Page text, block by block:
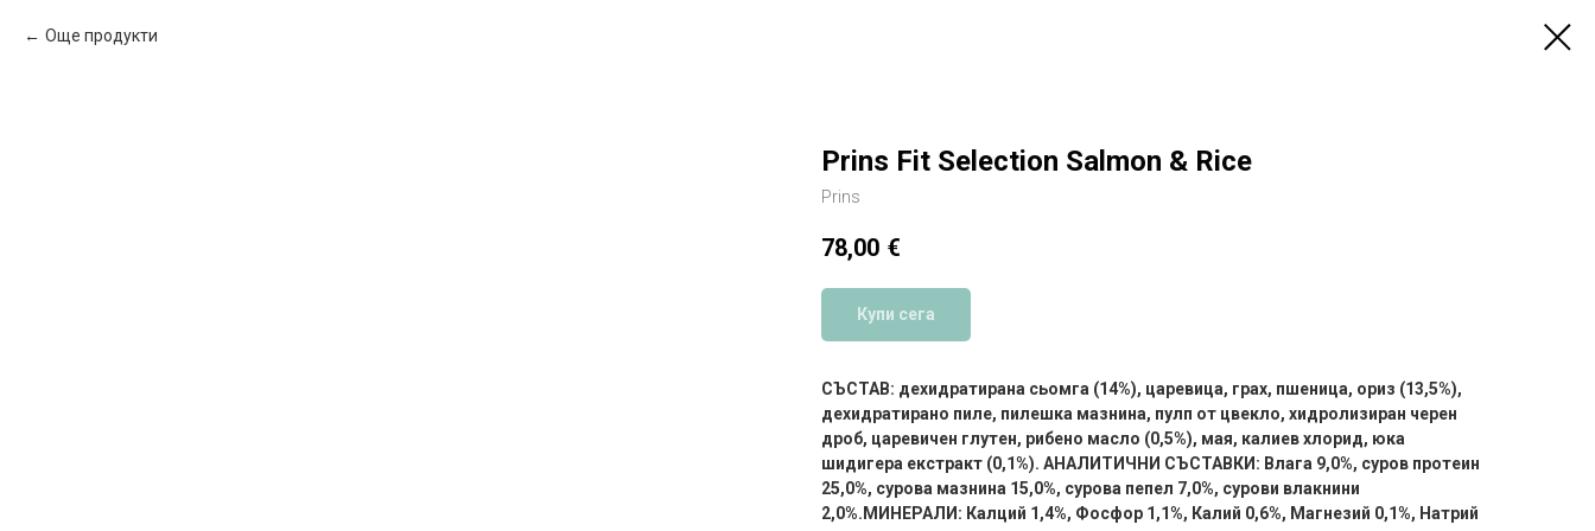
Още продукти
Prins Fit Selection Salmon & Rice
Prins
78,00 €
Купи сега
СЪСТАВ: дехидратирана сьомга (14%), царевица, грах, пшеница, ориз (13,5%),
дехидратирано пиле, пилешка мазнина, пулп от цвекло, хидролизиран черен
дроб, царевичен глутен, рибено масло (0,5%), мая, калиев хлорид, юка
шидигера екстракт (0,1%). АНАЛИТИЧНИ СЪСТАВКИ: Влага 9,0%, суров протеин
25,0%, сурова мазнина 15,0%, сурова пепел 7,0%, сурови влакнини
2,0%.МИНЕРАЛИ: Калций 1,4%, Фосфор 1,1%, Калий 0,6%, Магнезий 0,1%, Натрий